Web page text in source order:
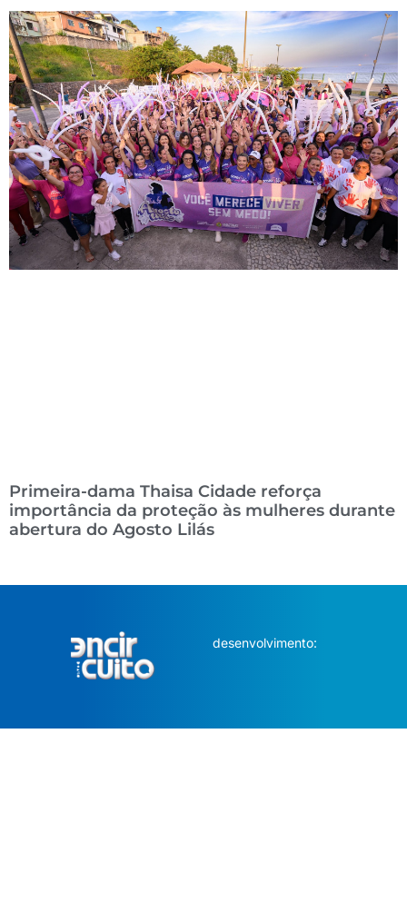
Primeira-dama Thaisa Cidade reforça
importância da proteção às mulheres durante
abertura do Agosto Lilás
desenvolvimento: